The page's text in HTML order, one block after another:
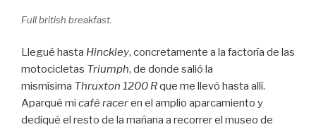
Full british breakfast.
Llegué hasta Hinckley, concretamente a la factoría de las
motocicletas Triumph, de donde salió la
mismísima Thruxton 1200 Rque me llevó hasta allí.
Aparqué mi café raceren el amplio aparcamiento y
dediqué el resto de la mañana a recorrer el museo de